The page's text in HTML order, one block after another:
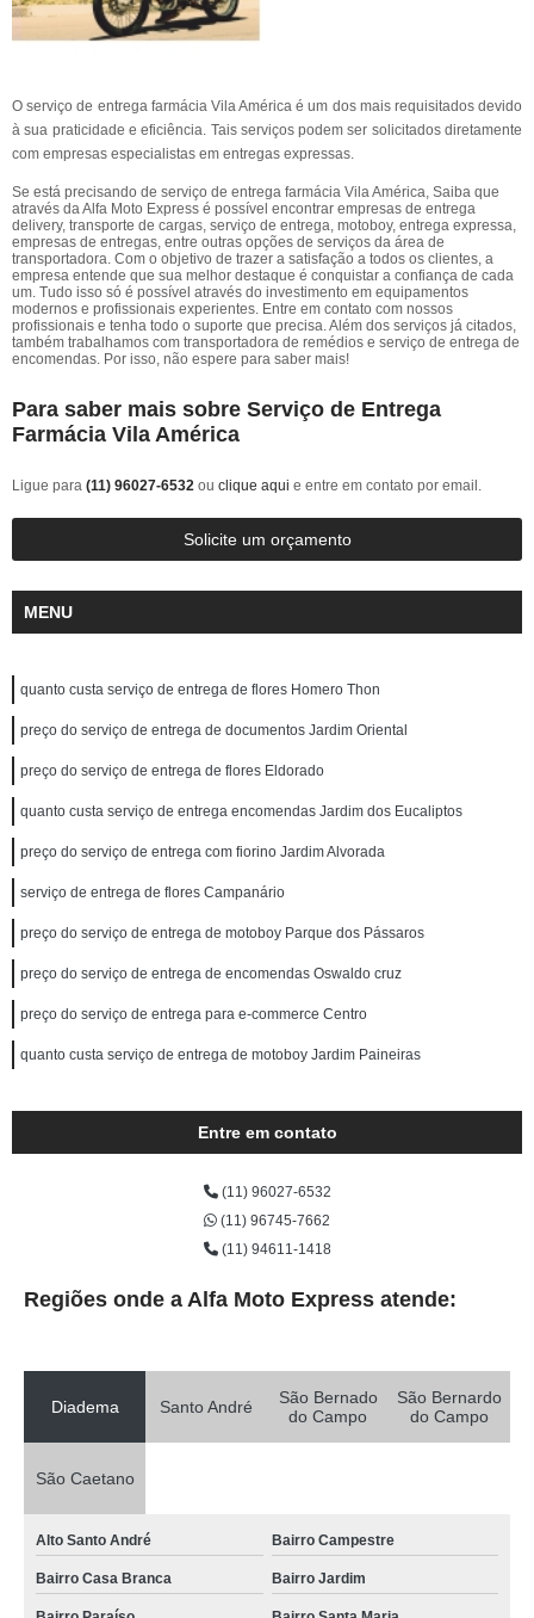
O serviço de entrega farmácia Vila América é um dos mais requisitados devido
à sua praticidade e eficiência. Tais serviços podem ser solicitados diretamente
com empresas especialistas em entregas expressas.
Se está precisando de serviço de entrega farmácia Vila América, Saiba que
através da Alfa Moto Express é possível encontrar empresas de entrega
delivery, transporte de cargas, serviço de entrega, motoboy, entrega expressa,
empresas de entregas, entre outras opções de serviços da área de
transportadora. Com o objetivo de trazer a satisfação a todos os clientes, a
empresa entende que sua melhor destaque é conquistar a confiança de cada
um. Tudo isso só é possível através do investimento em equipamentos
modernos e profissionais experientes. Entre em contato com nossos
profissionais e tenha todo o suporte que precisa. Além dos serviços já citados,
também trabalhamos com transportadora de remédios e serviço de entrega de
encomendas. Por isso, não espere para saber mais!
Para saber mais sobre Serviço de Entrega
Farmácia Vila América
Ligue para (11) 96027-6532 ou clique aqui e entre em contato por email.
Solicite um orçamento
MENU
quanto custa serviço de entrega de flores Homero Thon
preço do serviço de entrega de documentos Jardim Oriental
preço do serviço de entrega de flores Eldorado
quanto custa serviço de entrega encomendas Jardim dos Eucaliptos
preço do serviço de entrega com fiorino Jardim Alvorada
serviço de entrega de flores Campanário
preço do serviço de entrega de motoboy Parque dos Pássaros
preço do serviço de entrega de encomendas Oswaldo cruz
preço do serviço de entrega para e-commerce Centro
quanto custa serviço de entrega de motoboy Jardim Paineiras
Entre em contato
(11) 96027-6532
(11) 96745-7662
(11) 94611-1418
Regiões onde a Alfa Moto Express atende:
Diadema Santo André
São Bernado
do Campo
São Bernardo
do Campo
São Caetano
Alto Santo André Bairro Campestre
Bairro Casa Branca Bairro Jardim